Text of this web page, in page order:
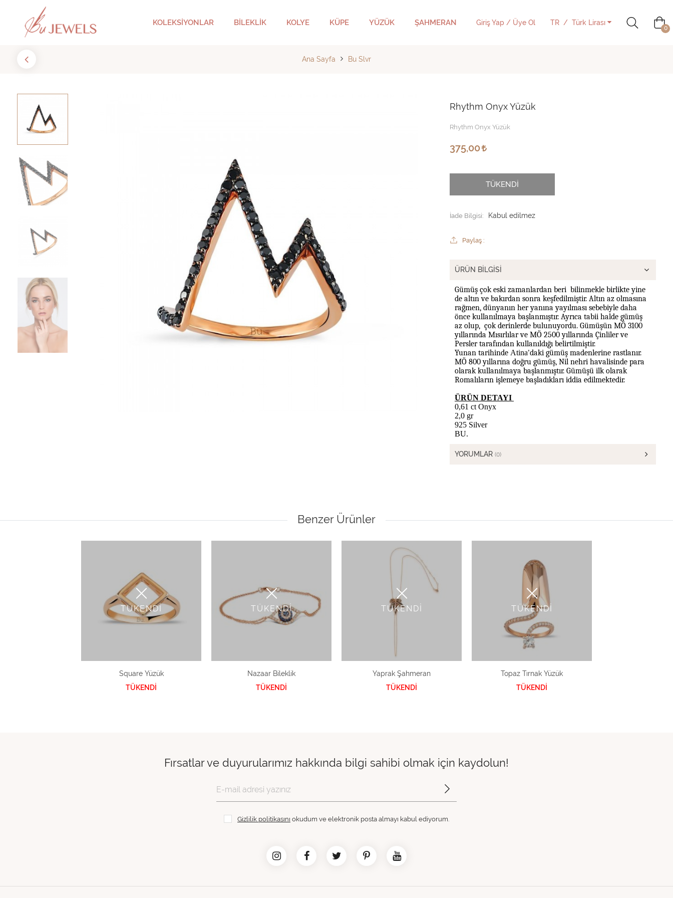
KOLEKSİYONLAR BİLEKLİK KOLYE KÜPE YÜZÜK ŞAHMERAN Giriş Yap / Üye Ol TR Türk Lirası
0
Ana Sayfa Bu Slvr
Rhythm Onyx Yüzük
Rhythm Onyx Yüzük
375,00
TÜKENDİ
İade Bilgisi:
Paylaş :
ÜRÜN BILGISI
Gümüş çok eski zamanlardan beri bilinmekle birlikte yine
de altınve bakırdan sonra keşfedilmiştir. Altın az olmasına
rağmen, dünyanın her yanına yayılması sebebiyle daha
önce kullanılmaya başlanmıştır. Ayrıca tabii halde gümüş
az olup, çok derinlerde bulunuyordu. Gümüşün MÖ 3100
yıllarında Mısırlılar ve MÖ 2500 yıllarında Çinliler ve
Persler tarafından kullanıldığı belirtilmiştir.
Yunan tarihinde Atina'daki gümüş madenlerine rastlanır.
MÖ 800 yıllarına doğru gümüş, Nil nehri havalisinde para
olarak kullanılmaya başlanmıştır. Gümüşü ilk olarak
Romalıların işlemeye başladıkları iddia edilmektedir.
ÜRÜN DETAYI
0,61 ct Onyx
2,0 gr
925 Silver
BU.
YORUMLAR (0)
Benzer Ürünler
TÜKENDİ
Square Yüzük
TÜKENDİ
TÜKENDİ
Nazaar Bileklik
TÜKENDİ
TÜKENDİ
Yaprak Şahmeran
TÜKENDİ
TÜKENDİ
Topaz Tırnak Yüzük
TÜKENDİ
Fırsatlar ve duyurularımız hakkında bilgi sahibi olmak için kaydolun!
Gizlilik politikasını okudum ve elektronik posta almayı kabul ediyorum.